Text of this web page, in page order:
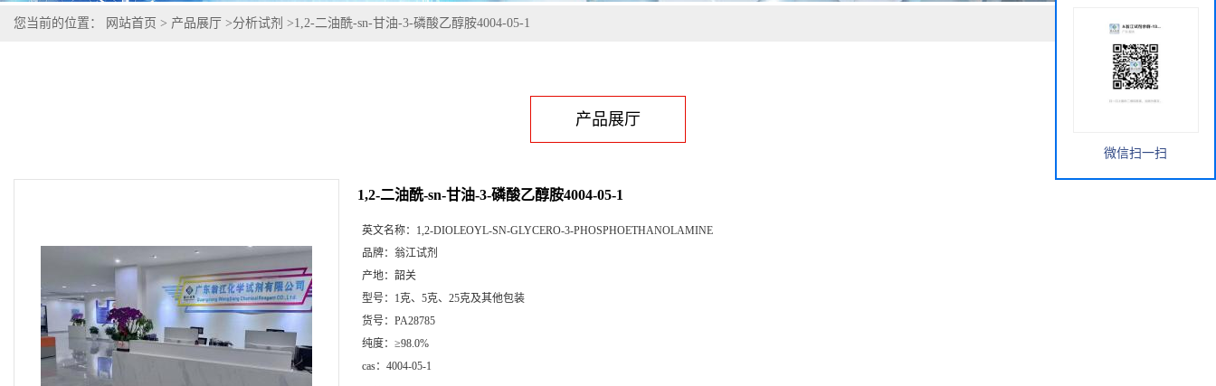
您当前的位置： 网站首页 > 产品展厅 >分析试剂 >1,2-二油酰-sn-甘油-3-磷酸乙醇胺4004-05-1
产品展厅
1,2-二油酰-sn-甘油-3-磷酸乙醇胺4004-05-1
英文名称： 1,2-DIOLEOYL-SN-GLYCERO-3-PHOSPHOETHANOLAMINE
品牌： 翁江试剂
产地： 韶关
型号： 1克、5克、25克及其他包装
货号： PA28785
纯度： ≥98.0%
cas： 4004-05-1
微信扫一扫